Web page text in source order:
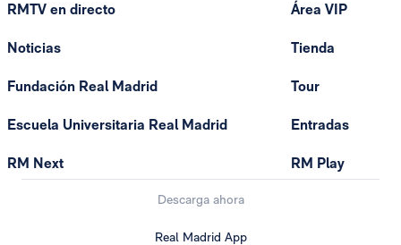
RMTV en directo
Noticias
Fundación Real Madrid
Escuela Universitaria Real Madrid
RM Next
Área VIP
Tienda
Tour
Entradas
RM Play
Descarga ahora
Real Madrid App